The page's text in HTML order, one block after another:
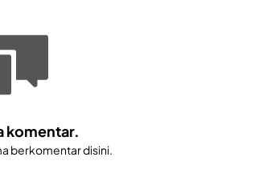
komentar.
berkomentar disini.